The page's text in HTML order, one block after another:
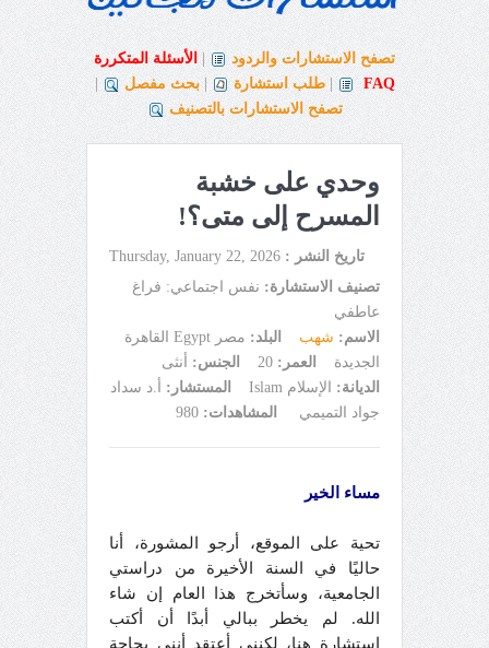
تصفح الاستشارات والردود
الأسئلة المتكررة
FAQ
طلب استشارة بحث مفصل
تصفح الاستشارات بالتصنيف
وحدي على خشبة
المسرح إلى متى؟!
تاريخ النشر : Thursday, January 22, 2026
تصنيف الاستشارة: نفس اجتماعي: فراغ
عاطفي
الاسم: شهب البلد:
مصر Egypt القاهرة
الجديدة
العمر: 20 الجنس:
أنثى
الديانة:
الإسلام Islam المستشار:
أ.د سداد
جواد التميمي
المشاهدات: 980
مساء الخير
تحية على الموقع، أرجو المشورة، أنا
حاليًا في السنة الأخيرة من دراستي
الجامعية، وسأتخرج هذا العام إن شاء
الله. لم يخطر ببالي أبدًا أن أكتب
استشارة هنا، لكنني أعتقد أنني بحاجة